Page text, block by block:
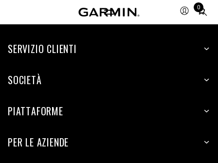
0
Total
items
cart:
SERVIZIO CLIENTI
SOCIETÀ
PIATTAFORME
PER LE AZIENDE